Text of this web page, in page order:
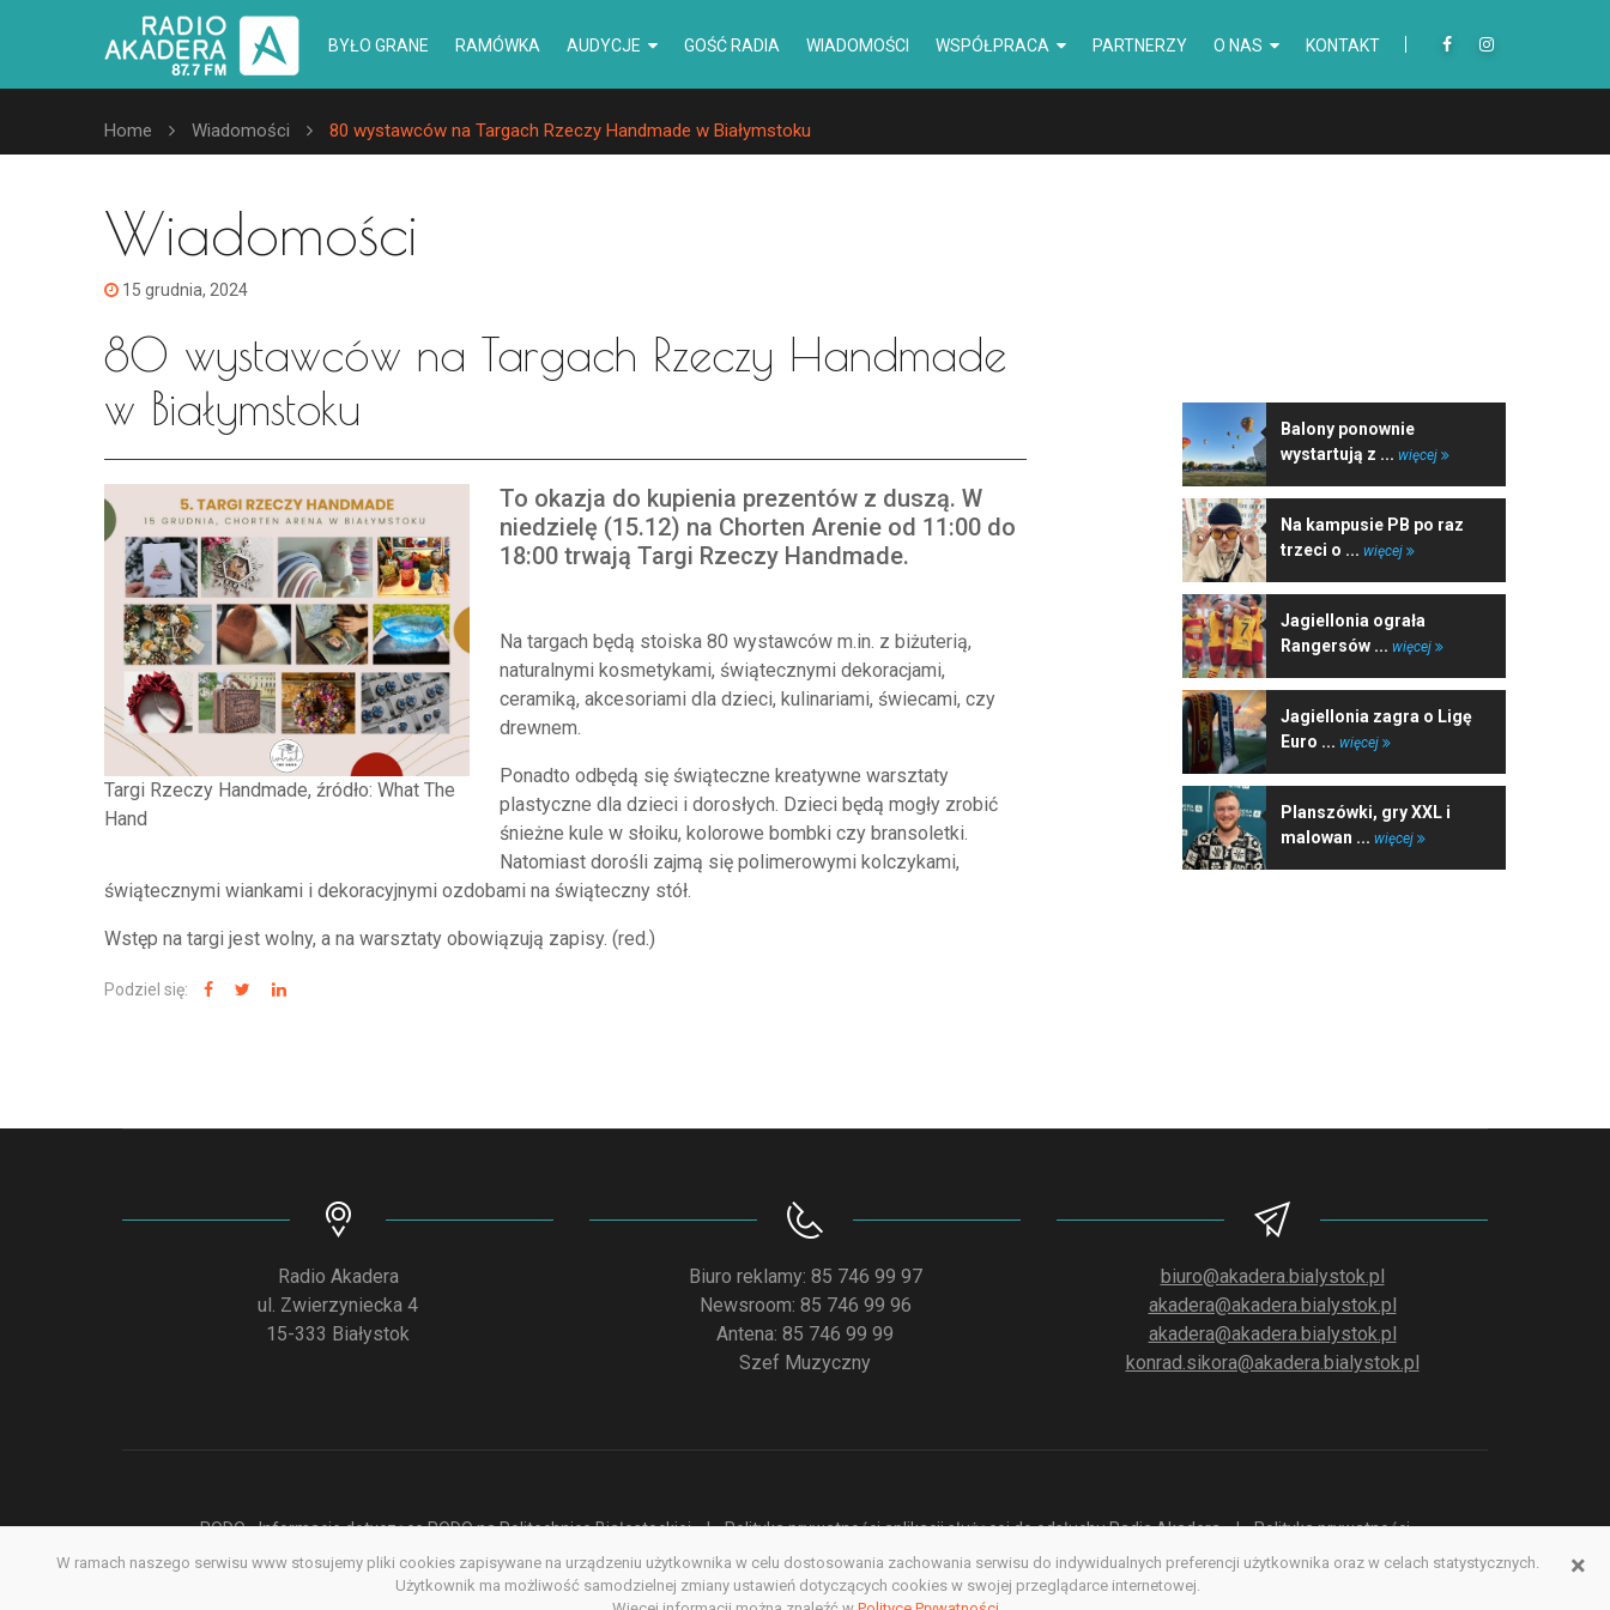
BYŁO GRANE RAMÓWKA AUDYCJE GOŚĆ RADIA WIADOMOŚCI WSPÓŁPRACA PARTNERZY O NAS KONTAKT
Home Wiadomości 80 wystawców na Targach Rzeczy Handmade w Białymstoku
Wiadomości
15 grudnia, 2024
80 wystawców na Targach Rzeczy Handmade
w Białymstoku
Targi Rzeczy Handmade, źródło: What The
Hand
To okazja do kupienia prezentów z duszą. W
niedzielę (15.12) na Chorten Arenie od 11:00 do
18:00 trwają Targi Rzeczy Handmade.
Na targach będą stoiska 80 wystawców m.in. z biżuterią,
naturalnymi kosmetykami, świątecznymi dekoracjami,
ceramiką, akcesoriami dla dzieci, kulinariami, świecami, czy
drewnem.
Ponadto odbędą się świąteczne kreatywne warsztaty
plastyczne dla dzieci i dorosłych. Dzieci będą mogły zrobić
śnieżne kule w słoiku, kolorowe bombki czy bransoletki.
Natomiast dorośli zajmą się polimerowymi kolczykami,
świątecznymi wiankami i dekoracyjnymi ozdobami na świąteczny stół.
Wstęp na targi jest wolny, a na warsztaty obowiązują zapisy. (red.)
Podziel się:
Balony ponownie
wystartują z ... więcej
Na kampusie PB po raz
trzeci o ... więcej
Jagiellonia ograła
Rangersów ... więcej
Jagiellonia zagra o Ligę
Euro ... więcej
Planszówki, gry XXL i
malowan ... więcej
Radio Akadera
ul. Zwierzyniecka 4
15-333 Białystok
Biuro reklamy: 85 746 99 97
Newsroom: 85 746 99 96
Antena: 85 746 99 99
Szef Muzyczny
biuro@akadera.bialystok.pl
akadera@akadera.bialystok.pl
akadera@akadera.bialystok.pl
konrad.sikora@akadera.bialystok.pl
RODO - Informacje dotyczące RODO na Politechnice Białostockiej Polityka prywatności aplikacji służącej do odsłuchu Radia Akadera
Polityka prywatności
Deklaracja dostępności
Redakcja serwisu www Poprzednia wersja serwisu www ×
W ramach naszego serwisu www stosujemy pliki cookies zapisywane na urządzeniu użytkownika w celu dostosowania zachowania serwisu do indywidualnych preferencji użytkownika oraz w celach statystycznych.
Użytkownik ma możliwość samodzielnej zmiany ustawień dotyczących cookies w swojej przeglądarce internetowej.